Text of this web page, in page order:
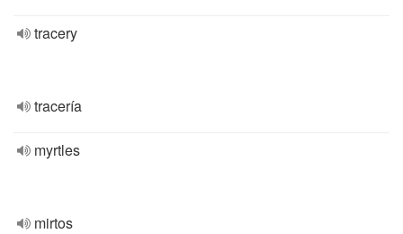
tracery
tracería
myrtles
mirtos